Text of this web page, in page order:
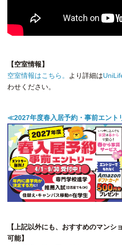
【空室情報】
空室情報はこちら。
より詳細は
わせください。
≪2027年度春入居予約・事前エン
【上記以外にも、おすすめのマンシ
可能】